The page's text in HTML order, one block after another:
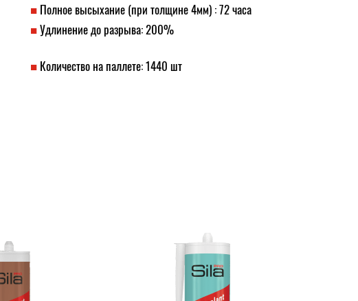
Полное высыхание (при толщине 4мм) : 72 часа
Удлинение до разрыва: 200%
Количество на паллете: 1440 шт